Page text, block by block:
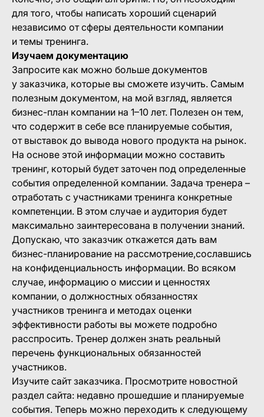
для того, чтобы написать хороший сценарий
независимо от сферы деятельности компании
и темы тренинга.
Изучаем документацию
Запросите как можно больше документов
у заказчика, которые вы сможете изучить. Самым
полезным документом, на мой взгляд, является
бизнес-план компании на 1–10 лет. Полезен он тем,
что содержит в себе все планируемые события,
от выставок до вывода нового продукта на рынок.
На основе этой информации можно составить
тренинг, который будет заточен под определенные
события определенной компании. Задача тренера –
отработать с участниками тренинга конкретные
компетенции. В этом случае и аудитория будет
максимально заинтересована в получении знаний.
Допускаю, что заказчик откажется дать вам
бизнес-планирование на рассмотрение,сославшись
на конфиденциальность информации. Во всяком
случае, информацию о миссии и ценностях
компании, о должностных обязанностях
участников тренинга и методах оценки
эффективности работы вы можете подробно
расспросить. Тренер должен знать реальный
перечень функциональных обязанностей
участников.
Изучите сайт заказчика. Просмотрите новостной
раздел сайта: недавно прошедшие и планируемые
события. Теперь можно переходить к следующему